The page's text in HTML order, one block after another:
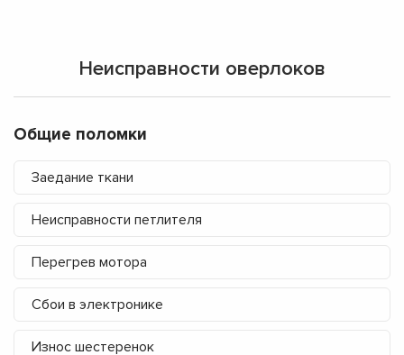
Неисправности оверлоков
Общие поломки
Заедание ткани
Неисправности петлителя
Перегрев мотора
Сбои в электронике
Износ шестеренок